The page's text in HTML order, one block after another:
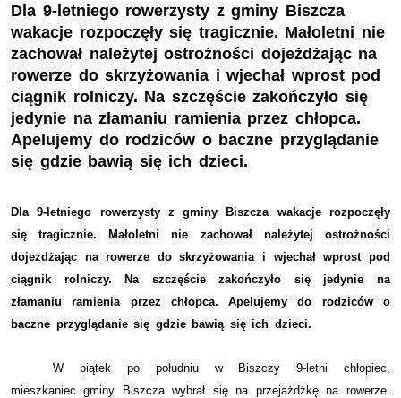
Dla 9-letniego rowerzysty z gminy Biszcza
wakacje rozpoczęły się tragicznie. Małoletni nie
zachował należytej ostrożności dojeżdżając na
rowerze do skrzyżowania i wjechał wprost pod
ciągnik rolniczy. Na szczęście zakończyło się
jedynie na złamaniu ramienia przez chłopca.
Apelujemy do rodziców o baczne przyglądanie
się gdzie bawią się ich dzieci.
Dla 9-letniego rowerzysty z gminy Biszcza wakacje rozpoczęły
się tragicznie. Małoletni nie zachował należytej ostrożności
dojeżdżając na rowerze do skrzyżowania i wjechał wprost pod
ciągnik rolniczy. Na szczęście zakończyło się jedynie na
złamaniu ramienia przez chłopca. Apelujemy do rodziców o
baczne przyglądanie się gdzie bawią się ich dzieci.
W piątek po południu w Biszczy 9-letni chłopiec,
mieszkaniec gminy Biszcza wybrał się na przejażdżkę na rowerze.